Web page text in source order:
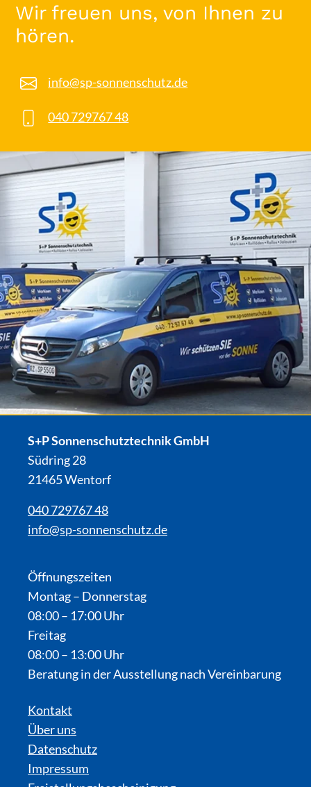
Wir freuen uns, von Ihnen zu
hören.
info@sp-sonnenschutz.de
040 729767 48
S+P Sonnenschutztechnik GmbH
Südring 28
21465 Wentorf
040 729767 48
info@sp-sonnenschutz.de
Öffnungszeiten
Montag – Donnerstag
08:00 – 17:00 Uhr
Freitag
08:00 – 13:00 Uhr
Beratung in der Ausstellung nach Vereinbarung
Kontakt
Über uns
Datenschutz
Impressum